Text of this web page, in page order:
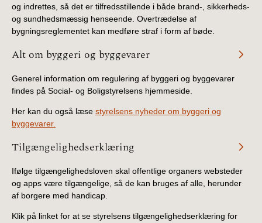
og indrettes, så det er tilfredsstillende i både brand-, sikkerheds-
og sundhedsmæssig henseende. Overtrædelse af
bygningsreglementet kan medføre straf i form af bøde.
Alt om byggeri og byggevarer
Generel information om regulering af byggeri og byggevarer
findes på Social- og Boligstyrelsens hjemmeside.
Her kan du også læse styrelsens nyheder om byggeri og
byggevarer.
Tilgængelighedserklæring
Ifølge tilgængelighedsloven skal offentlige organers websteder
og apps være tilgængelige, så de kan bruges af alle, herunder
af borgere med handicap.
Klik på linket for at se styrelsens tilgængelighedserklæring for